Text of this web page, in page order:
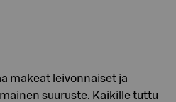
makeat leivonnaiset ja
suuruste. Kaikille tuttu